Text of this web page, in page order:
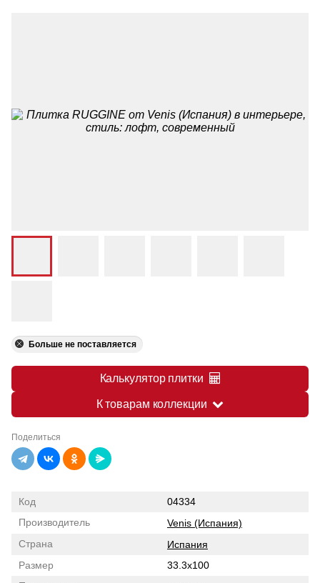
Больше не поставляется
Калькулятор плитки
К товарам коллекции
Поделиться
Код
04334
Производитель
Venis (Испания)
Страна
Испания
Размер
33.3x100